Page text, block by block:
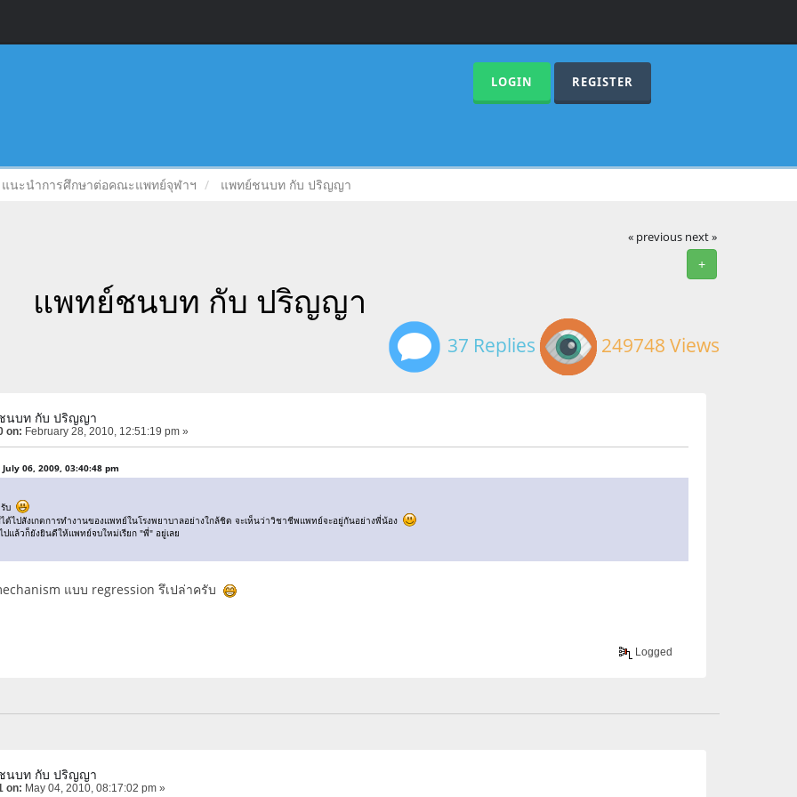
LOGIN REGISTER
แนะนำการศึกษาต่อคณะแพทย์จุฬาฯ แพทย์ชนบท กับ ปริญญา
« previous next »
+
แพทย์ชนบท กับ ปริญญา
37 Replies 249748 Views
นบท กับ ปริญญา
on: February 28, 2010, 12:51:19 pm »
06, 2009, 03:40:48 pm
บ
ปสังเกตการทำงานของแพทย์ในโรงพยาบาลอย่างใกล้ชิด จะเห็นว่าวิชาชีพแพทย์จะอยู่กันอย่างพี่น้อง
ล้วก็ยังยินดีให้แพทย์จบใหม่เรียก "พี่" อยู่เลย
แบบ regression รึเปล่าครับ
Logged
นบท กับ ปริญญา
on: May 04, 2010, 08:17:02 pm »